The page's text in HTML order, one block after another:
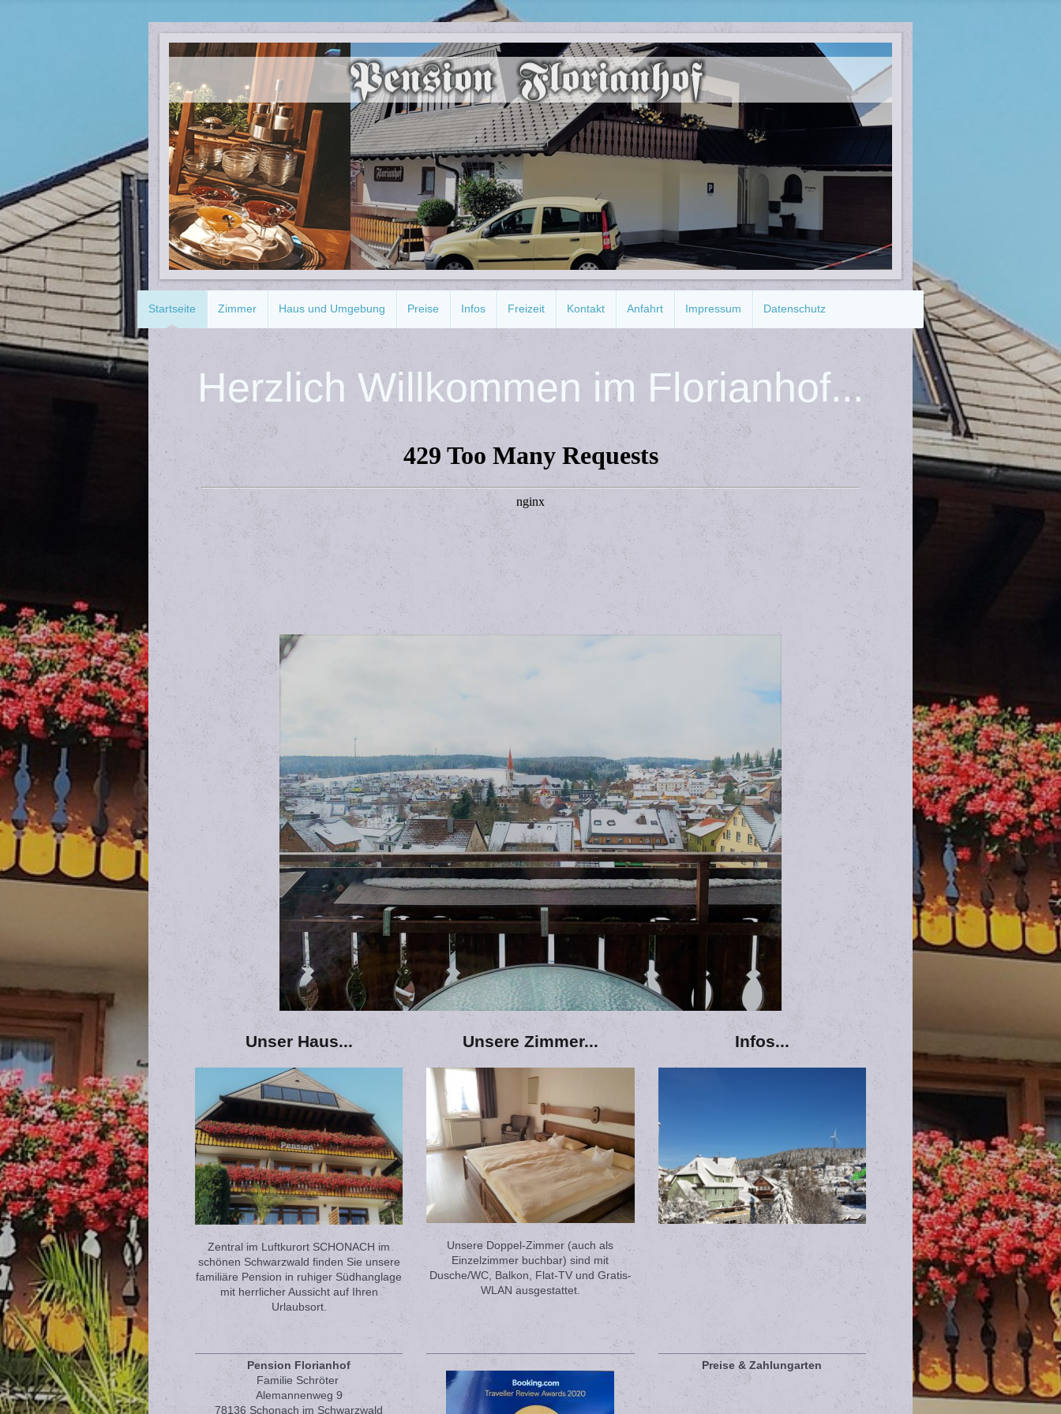
Startseite Zimmer Haus und Umgebung Preise Infos Freizeit Kontakt Anfahrt Impressum Datenschutz
Herzlich Willkommen im Florianhof...
Unser Haus...
Zentral im Luftkurort SCHONACH im
schönen Schwarzwald finden Sie unsere
familiäre Pension in ruhiger Südhanglage
mit herrlicher Aussicht auf Ihren
Urlaubsort.
Unsere Zimmer...
Unsere Doppel-Zimmer (auch als
Einzelzimmer buchbar) sind mit
Dusche/WC, Balkon, Flat-TV und Gratis-
WLAN ausgestattet.
Infos...
Pension Florianhof
Familie Schröter
Alemannenweg 9
78136 Schonach im Schwarzwald
Preise & Zahlungarten